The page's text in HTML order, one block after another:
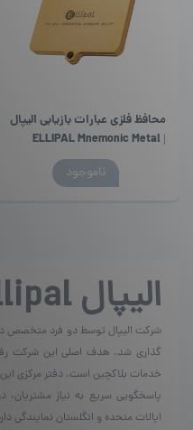
صفحه
محصول
محافظ فلزی عبارات بازیابی الیپال
| ELLIPAL Mnemonic Metal
ناموجود
الیپال
گذاری شد. هدف اصلی این شرکت
خدمات بلاکچین است. دفتر مرکزی
پاسخگویی سریع به نیاز مشتریان،
ایالات متحده و انگلستان نمایندگی